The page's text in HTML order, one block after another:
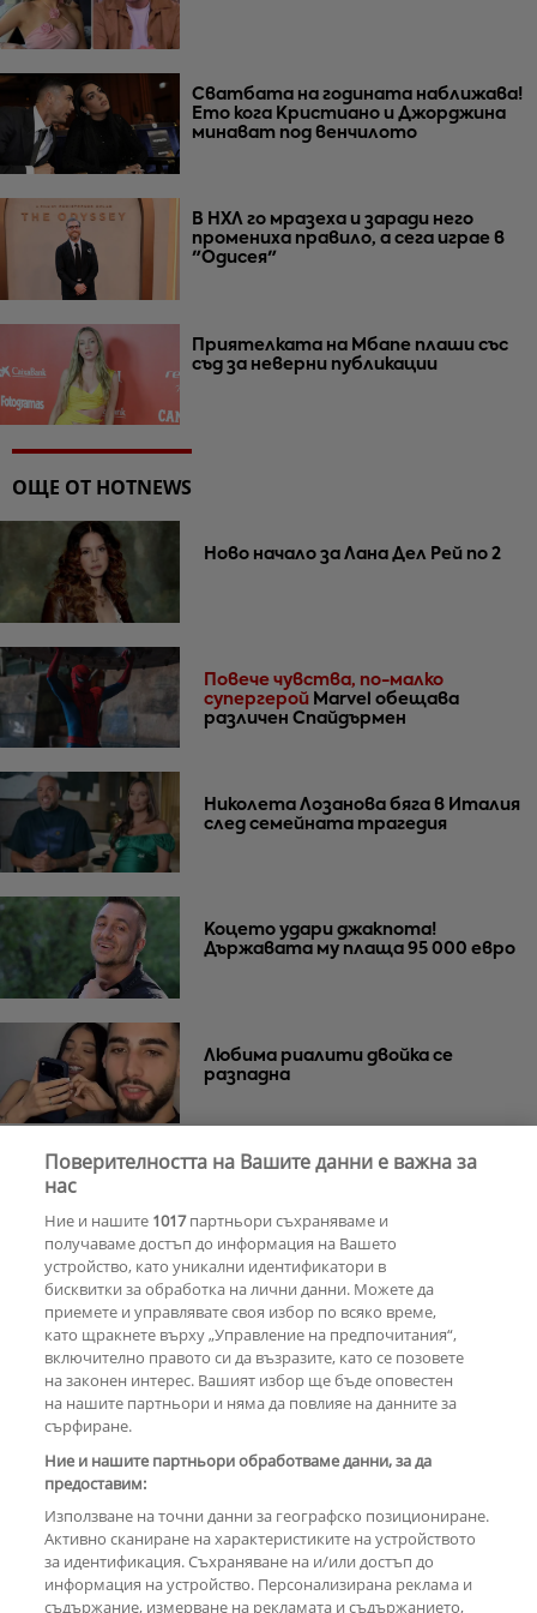
Сватбата на годината наближава!
Ето кога Кристиано и Джорджина
минават под венчилото
В НХЛ го мразеха и заради него
промениха правило, а сега играе в
"Одисея"
Приятелката на Мбапе плаши със
съд за неверни публикации
ОЩЕ ОТ HOTNEWS
Ново начало за Лана Дел Рей по 2
Повече чувства, по-малко
супергерой Marvel обещава
различен Спайдърмен
Николета Лозанова бяга в Италия
след семейната трагедия
Коцето удари джакпота!
Държавата му плаща 95 000 евро
Любима риалити двойка се
разпадна
за раздялата с Дара?
РЕКЛАМА
КОМЕНТАРИ
Поверителността на Вашите данни е важна за
нас
Ние и нашите 1017партньори съхраняваме и
получаваме достъп до информация на Вашето
устройство, като уникални идентификатори в
бисквитки за обработка на лични данни. Можете да
приемете и управлявате своя избор по всяко време,
като щракнете върху „Управление на предпочитания“,
включително правото си да възразите, като се позовете
на законен интерес. Вашият избор ще бъде оповестен
на нашите партньори и няма да повлияе на данните за
сърфиране.
Ние и нашите партньори обработваме данни, за да
предоставим:
Използване на точни данни за географско позициониране.
Активно сканиране на характеристиките на устройството
за идентификация. Съхраняване на и/или достъп до
информация на устройство. Персонализирана реклама и
съдържание, измерване на рекламата и съдържанието,